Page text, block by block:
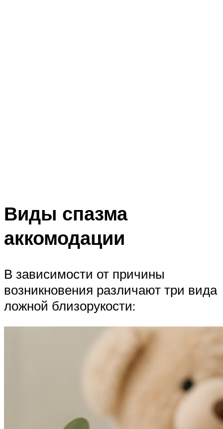
Виды спазма
аккомодации
В зависимости от причины
возникновения различают три вида
ложной близорукости: